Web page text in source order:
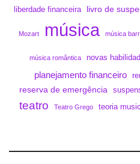
liberdade financeira livro de
Mozart música música
música romântica novas
planejamento financeiro
reserva de emergência
teatro Teatro Grego teoria